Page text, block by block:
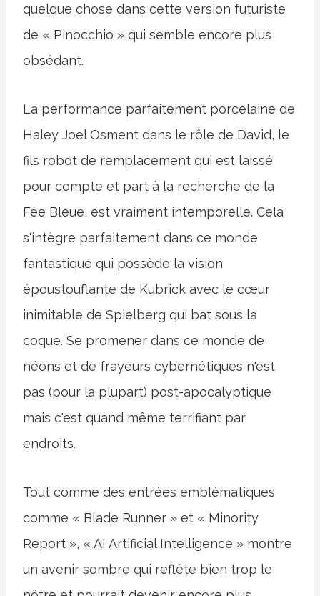
quelque chose dans cette version futuriste
de « Pinocchio » qui semble encore plus
obsédant.
La performance parfaitement porcelaine de
Haley Joel Osment dans le rôle de David, le
fils robot de remplacement qui est laissé
pour compte et part à la recherche de la
Fée Bleue, est vraiment intemporelle. Cela
s'intègre parfaitement dans ce monde
fantastique qui possède la vision
époustouflante de Kubrick avec le cœur
inimitable de Spielberg qui bat sous la
coque. Se promener dans ce monde de
néons et de frayeurs cybernétiques n'est
pas (pour la plupart) post-apocalyptique
mais c'est quand même terrifiant par
endroits.
Tout comme des entrées emblématiques
comme « Blade Runner » et « Minority
Report », « AI Artificial Intelligence » montre
un avenir sombre qui reflète bien trop le